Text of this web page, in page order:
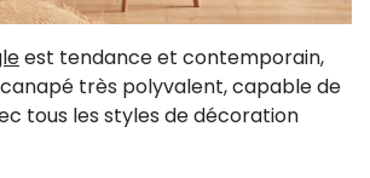
est tendance et contemporain,
très polyvalent, capable de
tous les styles de décoration